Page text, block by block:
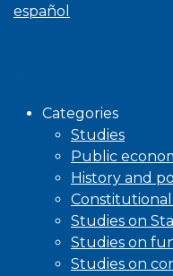
español
Categories
Studies
Public
History and
Studies on
Studies on
Studies on